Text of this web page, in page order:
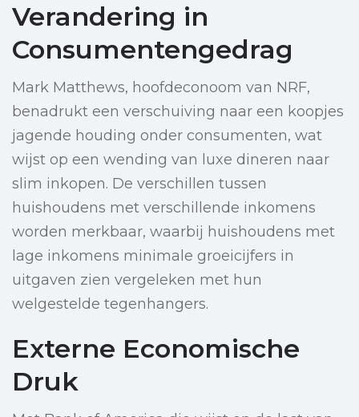
Verandering in
Consumentengedrag
Mark Matthews, hoofdeconoom van NRF,
benadrukt een verschuiving naar een koopjes
jagende houding onder consumenten, wat
wijst op een wending van luxe dineren naar
slim inkopen. De verschillen tussen
huishoudens met verschillende inkomens
worden merkbaar, waarbij huishoudens met
lage inkomens minimale groeicijfers in
uitgaven zien vergeleken met hun
welgestelde tegenhangers.
Externe Economische
Druk